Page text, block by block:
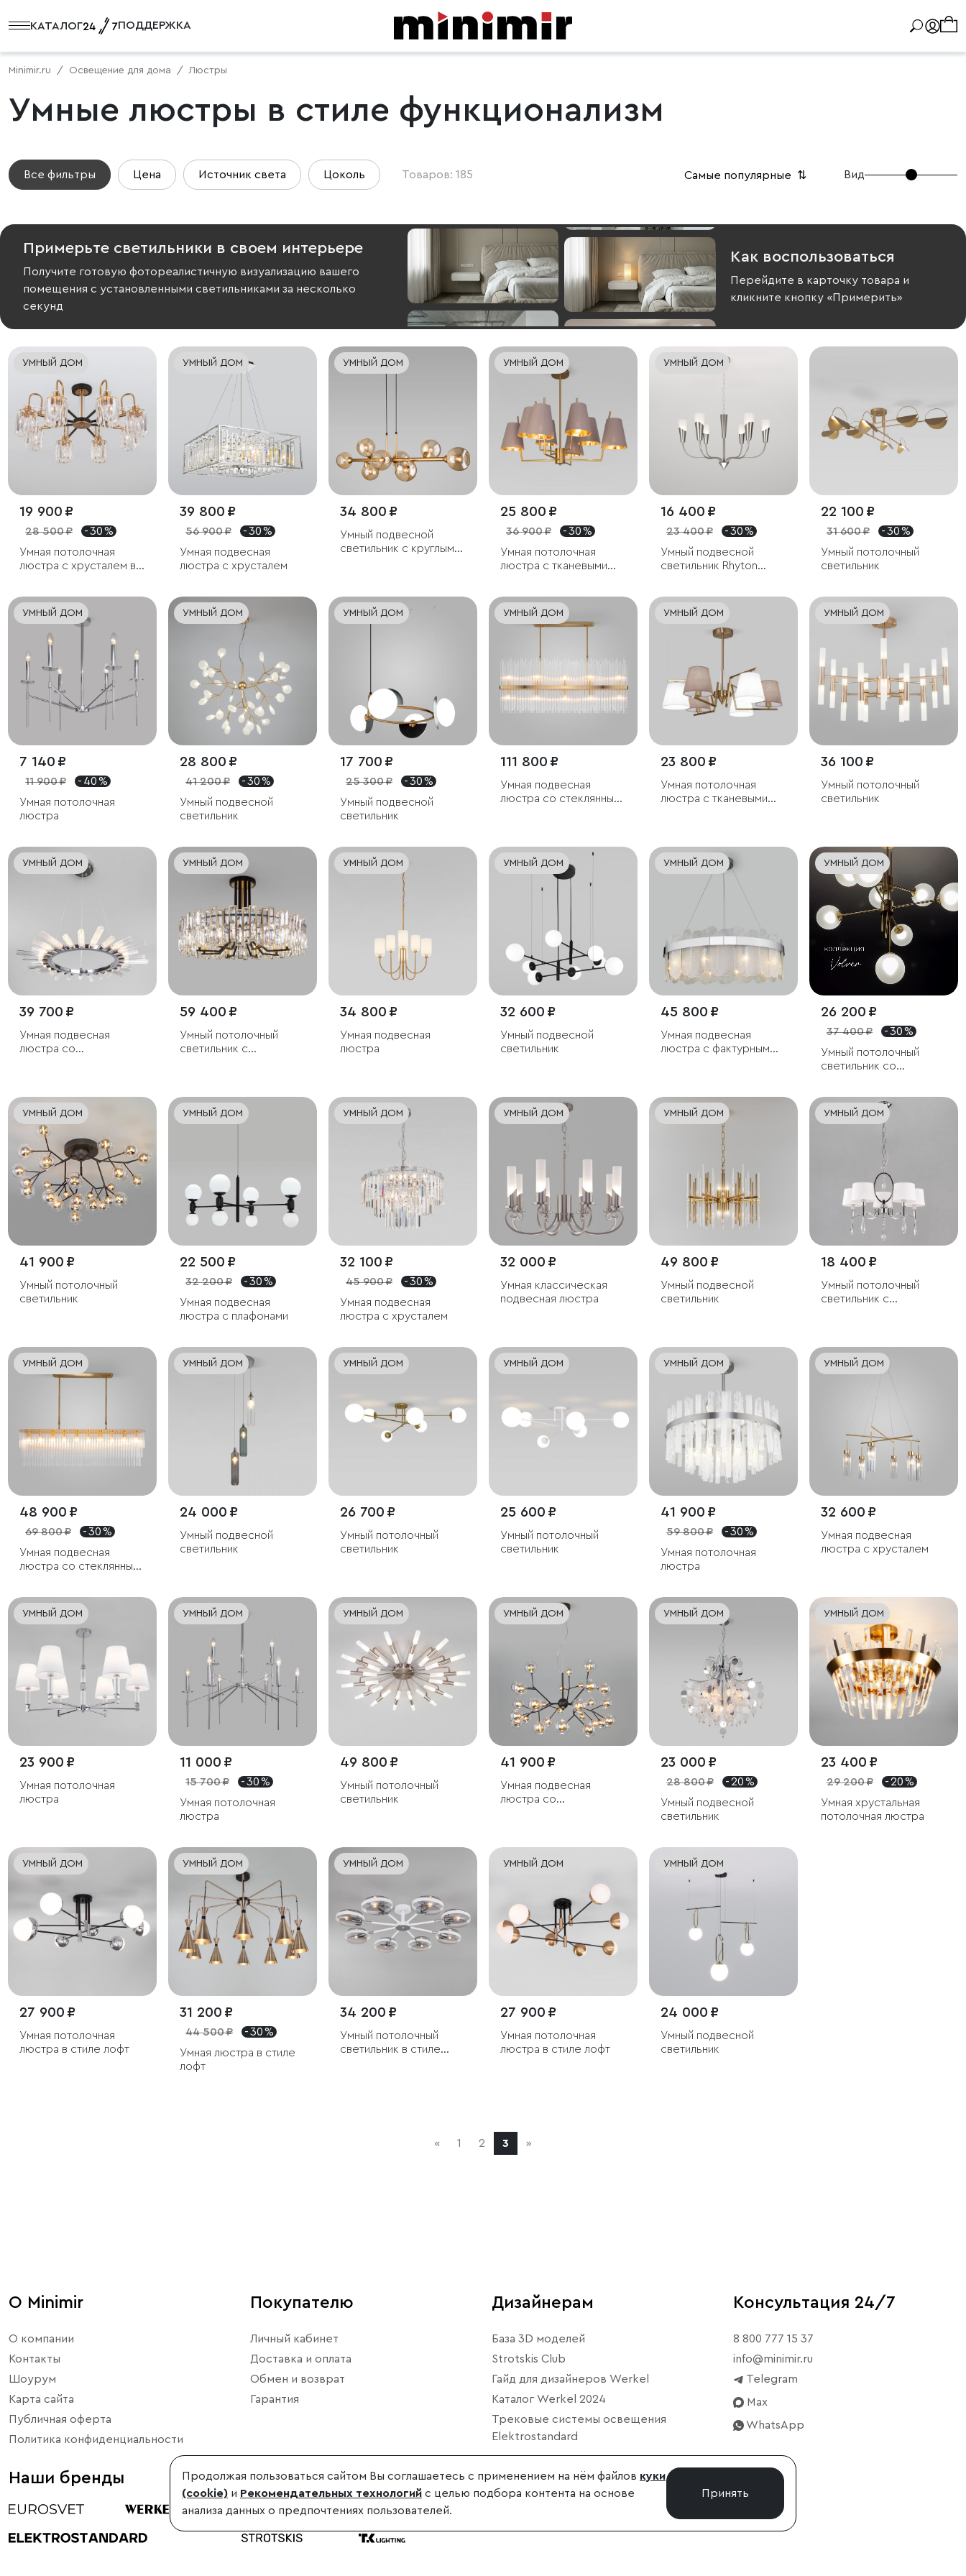
КАТАЛОГ ПОДДЕРЖКА
Minimir.ru Освещение для дома Люстры
Умные люстры в стиле функционализм
Все фильтры Цена Источник света Цоколь Товаров: 185 Самые популярные ⇅ Вид
Примерьте светильники в своем интерьере
Получите готовую фотореалистичную визуализацию вашего
помещения с установленными светильниками за несколько
секунд
Как воспользоваться
Перейдите в карточку товара и
кликните кнопку «Примерить»
УМНЫЙ ДОМ
19 900 ₽
28 500 ₽
- 30 %
Умная потолочная
люстра с хрусталем в
УМНЫЙ ДОМ
39 800 ₽
56 900 ₽
- 30 %
Умная подвесная
люстра с хрусталем
УМНЫЙ ДОМ
34 800 ₽
Умный подвесной
светильник с круглыми
УМНЫЙ ДОМ
25 800 ₽
36 900 ₽
- 30 %
Умная потолочная
люстра с тканевыми
УМНЫЙ ДОМ
16 400 ₽
23 400 ₽
- 30 %
Умный подвесной
светильник Rhyton
22 100 ₽
31 600 ₽
- 30 %
Умный потолочный
светильник
УМНЫЙ ДОМ
7 140 ₽
11 900 ₽
- 40 %
Умная потолочная
люстра
УМНЫЙ ДОМ
28 800 ₽
41 200 ₽
- 30 %
Умный подвесной
светильник
УМНЫЙ ДОМ
17 700 ₽
25 300 ₽
- 30 %
Умный подвесной
светильник
УМНЫЙ ДОМ
111 800 ₽
Умная подвесная
люстра со стеклянным
УМНЫЙ ДОМ
23 800 ₽
Умная потолочная
люстра с тканевыми
УМНЫЙ ДОМ
36 100 ₽
Умный потолочный
светильник
УМНЫЙ ДОМ
39 700 ₽
Умная подвесная
люстра со
УМНЫЙ ДОМ
59 400 ₽
Умный потолочный
светильник с
УМНЫЙ ДОМ
34 800 ₽
Умная подвесная
люстра
УМНЫЙ ДОМ
32 600 ₽
Умный подвесной
светильник
УМНЫЙ ДОМ
45 800 ₽
Умная подвесная
люстра с фактурным
УМНЫЙ ДОМ
26 200 ₽
37 400 ₽
- 30 %
Умный потолочный
светильник cо
УМНЫЙ ДОМ
41 900 ₽
Умный потолочный
светильник
УМНЫЙ ДОМ
22 500 ₽
32 200 ₽
- 30 %
Умная подвесная
люстра с плафонами
УМНЫЙ ДОМ
32 100 ₽
45 900 ₽
- 30 %
Умная подвесная
люстра с хрусталем
УМНЫЙ ДОМ
32 000 ₽
Умная классическая
подвесная люстра
УМНЫЙ ДОМ
49 800 ₽
Умный подвесной
светильник
УМНЫЙ ДОМ
18 400 ₽
Умный потолочный
светильник с
УМНЫЙ ДОМ
48 900 ₽
69 800 ₽
- 30 %
Умная подвесная
люстра со стеклянным
УМНЫЙ ДОМ
24 000 ₽
Умный подвесной
светильник
УМНЫЙ ДОМ
26 700 ₽
Умный потолочный
светильник
УМНЫЙ ДОМ
25 600 ₽
Умный потолочный
светильник
УМНЫЙ ДОМ
41 900 ₽
59 800 ₽
- 30 %
Умная потолочная
люстра
УМНЫЙ ДОМ
32 600 ₽
Умная подвесная
люстра с хрусталем
УМНЫЙ ДОМ
23 900 ₽
Умная потолочная
люстра
УМНЫЙ ДОМ
11 000 ₽
15 700 ₽
- 30 %
Умная потолочная
люстра
УМНЫЙ ДОМ
49 800 ₽
Умный потолочный
светильник
УМНЫЙ ДОМ
41 900 ₽
Умная подвесная
люстра со
УМНЫЙ ДОМ
23 000 ₽
28 800 ₽
- 20 %
Умный подвесной
светильник
УМНЫЙ ДОМ
23 400 ₽
29 200 ₽
- 20 %
Умная хрустальная
потолочная люстра
УМНЫЙ ДОМ
27 900 ₽
Умная потолочная
люстра в стиле лофт
УМНЫЙ ДОМ
31 200 ₽
44 500 ₽
- 30 %
Умная люстра в стиле
лофт
УМНЫЙ ДОМ
34 200 ₽
Умный потолочный
светильник в стиле
УМНЫЙ ДОМ
27 900 ₽
Умная потолочная
люстра в стиле лофт
УМНЫЙ ДОМ
24 000 ₽
Умный подвесной
светильник
« 1 2 3 »
О Minimir
О компании
Контакты
Шоурум
Карта сайта
Публичная оферта
Политика конфиденциальности
Покупателю
Личный кабинет
Доставка и оплата
Обмен и возврат
Гарантия
Дизайнерам
База 3D моделей
Strotskis Club
Гайд для дизайнеров Werkel
Каталог Werkel 2024
Трековые системы освещения
Elektrostandard
Консультация 24/7
8 800 777 15 37
info@minimir.ru
Telegram
Max
WhatsApp
Наши бренды Продолжая пользоваться сайтом Вы соглашаетесь с применением на нём файлов куки
(cookie) и Рекомендательных технологий с целью подбора контента на основе
анализа данных о предпочтениях пользователей.
Принять